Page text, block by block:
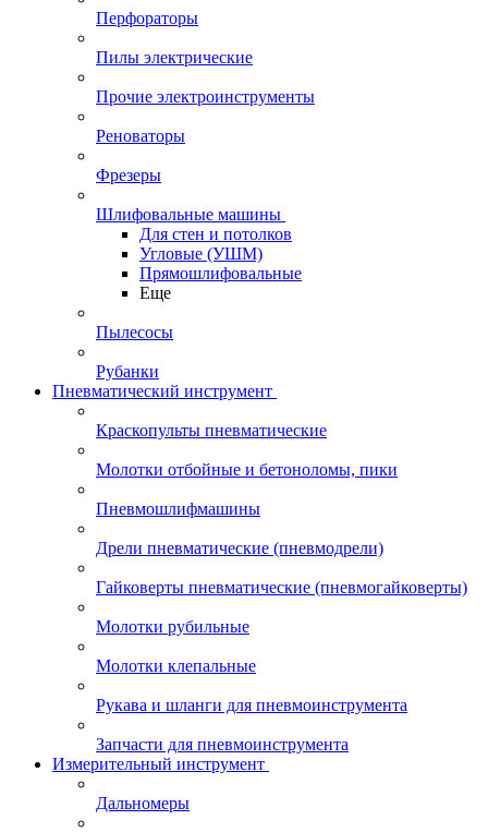
Перфораторы
Пилы электрические
Прочие электроинструменты
Реноваторы
Фрезеры
Шлифовальные машины
Для стен и потолков
Угловые (УШМ)
Прямошлифовальные
Еще
Пылесосы
Рубанки
Пневматический инструмент
Краскопульты пневматические
Молотки отбойные и бетоноломы, пики
Пневмошлифмашины
Дрели пневматические (пневмодрели)
Гайковерты пневматические (пневмогайковерты)
Молотки рубильные
Молотки клепальные
Рукава и шланги для пневмоинструмента
Запчасти для пневмоинструмента
Измерительный инструмент
Дальномеры